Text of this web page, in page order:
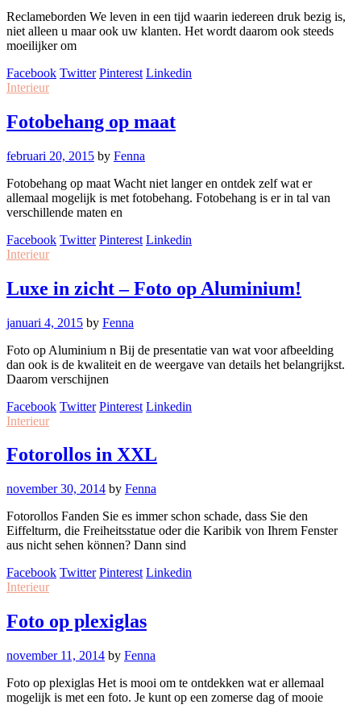
Reclameborden We leven in een tijd waarin iedereen druk bezig is,
niet alleen u maar ook uw klanten. Het wordt daarom ook steeds
moeilijker om
Facebook Twitter Pinterest Linkedin
Interieur
Fotobehang op maat
februari 20, 2015 by Fenna
Fotobehang op maat Wacht niet langer en ontdek zelf wat er
allemaal mogelijk is met fotobehang. Fotobehang is er in tal van
verschillende maten en
Facebook Twitter Pinterest Linkedin
Interieur
Luxe in zicht – Foto op Aluminium!
januari 4, 2015 by Fenna
Foto op Aluminium n Bij de presentatie van wat voor afbeelding
dan ook is de kwaliteit en de weergave van details het belangrijkst.
Daarom verschijnen
Facebook Twitter Pinterest Linkedin
Interieur
Fotorollos in XXL
november 30, 2014 by Fenna
Fotorollos Fanden Sie es immer schon schade, dass Sie den
Eiffelturm, die Freiheitsstatue oder die Karibik von Ihrem Fenster
aus nicht sehen können? Dann sind
Facebook Twitter Pinterest Linkedin
Interieur
Foto op plexiglas
november 11, 2014 by Fenna
Foto op plexiglas Het is mooi om te ontdekken wat er allemaal
mogelijk is met een foto. Je kunt op een zomerse dag of mooie